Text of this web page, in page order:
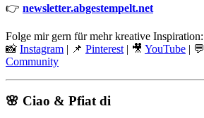
👉 newsletter.abgestempelt.net
Folge mir gern für mehr kreative Inspiration:
📸 Instagram | 📌 Pinterest | 🎥 YouTube | 💬
Community
🌸 Ciao & Pfiat di